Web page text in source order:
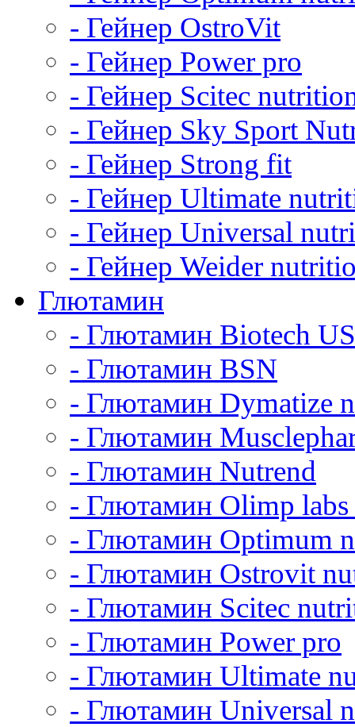
- Гейнер OstroVit
- Гейнер Power pro
- Гейнер Scitec
- Гейнер Sky Sport
- Гейнер Strong fit
- Гейнер Ultimate
- Гейнер Universal
- Гейнер Weider
Глютамин
- Глютамин Biotech
- Глютамин BSN
- Глютамин Dymatize
- Глютамин
- Глютамин Nutrend
- Глютамин Olimp
- Глютамин Optimum
- Глютамин Ostrovit
- Глютамин Scitec
- Глютамин Power pro
- Глютамин Ultimate
- Глютамин Universal